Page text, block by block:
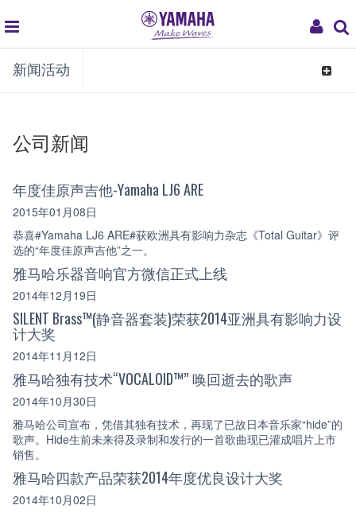
My
global
navigation
新闻活动
Toggle
公司新闻
年度佳原声吉他-Yamaha LJ6 ARE
2015年01月08日
恭喜#Yamaha LJ6 ARE#获欧洲具有影响力杂志《Total Guitar》评
选的“年度佳原声吉他”之一。
雅马哈乐器音响官方微信正式上线
2014年12月19日
SILENT Brass™(静音器套装)荣获2014亚洲具有影响力设
计大奖
2014年11月12日
雅马哈独有技术“VOCALOID™” 唤回逝去的歌声
2014年10月30日
雅马哈公司宣布，凭借其独有技术，再现了已故日本音乐家“hide”的
歌声。Hide生前未来得及录制和发行的一首歌曲现已灌成唱片上市
销售。
雅马哈四款产品荣获2014年度优良设计大奖
2014年10月02日